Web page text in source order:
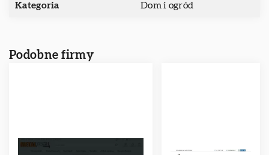
Kategoria Dom i ogród
Podobne firmy